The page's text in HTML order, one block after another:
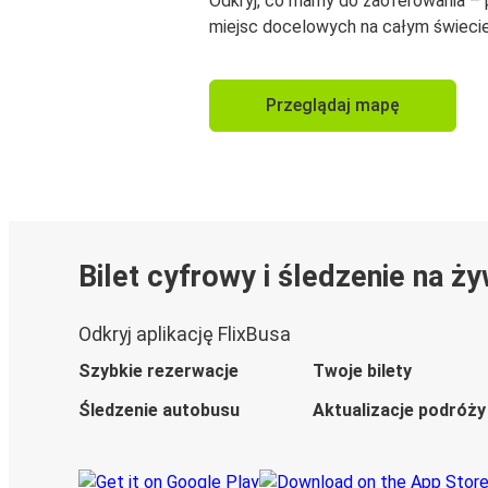
miejsc docelowych na całym
Przeglądaj mapę
Bilet cyfrowy i śledzenie na
Odkryj aplikację FlixBusa
Szybkie rezerwacje
Twoje bilety
Śledzenie autobusu
Aktualizacje podróży